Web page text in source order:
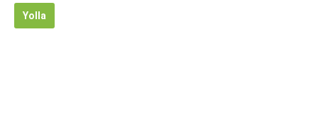
Yolla